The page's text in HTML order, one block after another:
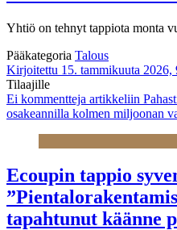
Yhtiö on tehnyt tappiota monta
Pääkategoria Talous
Kirjoitettu 15. tammikuuta 2026,
Tilaajille
Ei kommentteja artikkeliin
osakeannilla kolmen miljoonan
Ecoupin tappio
tapahtunut käänne